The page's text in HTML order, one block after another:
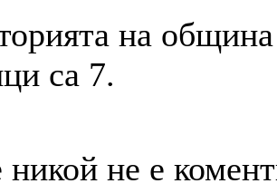
на
са 7.
не е